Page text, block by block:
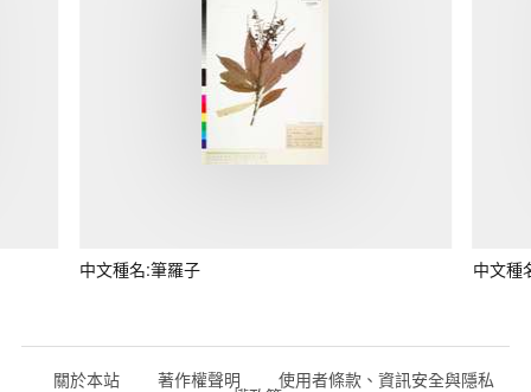
中文種名:筆羅子 中文種
關於本站 著作權聲明 使用者條款、資訊安全與隱私